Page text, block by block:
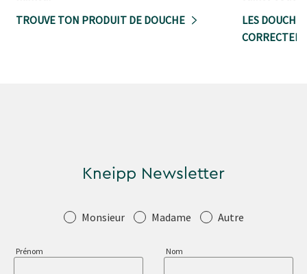
TROUVE TON PRODUIT DE DOUCHE
LES
Kneipp Newsletter
SalutationMonsieur Madame Autre
Prénom Nom